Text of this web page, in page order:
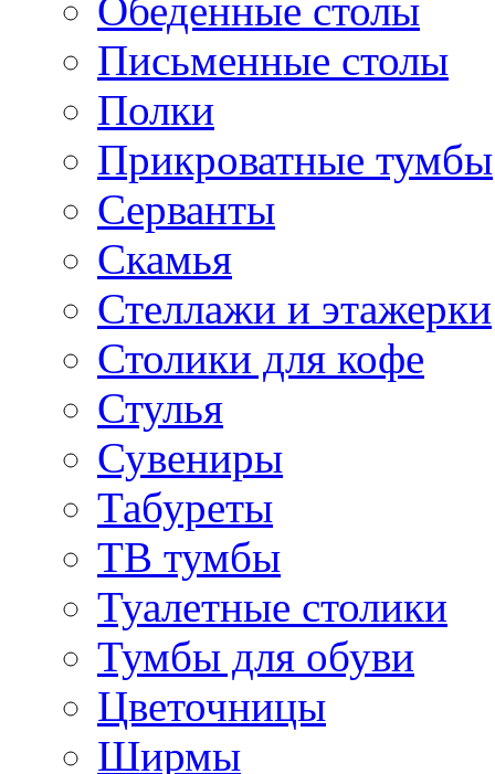
Обеденные столы
Письменные столы
Полки
Прикроватные тумбы
Серванты
Скамья
Стеллажи и этажерки
Столики для кофе
Стулья
Сувениры
Табуреты
ТВ тумбы
Туалетные столики
Тумбы для обуви
Цветочницы
Ширмы